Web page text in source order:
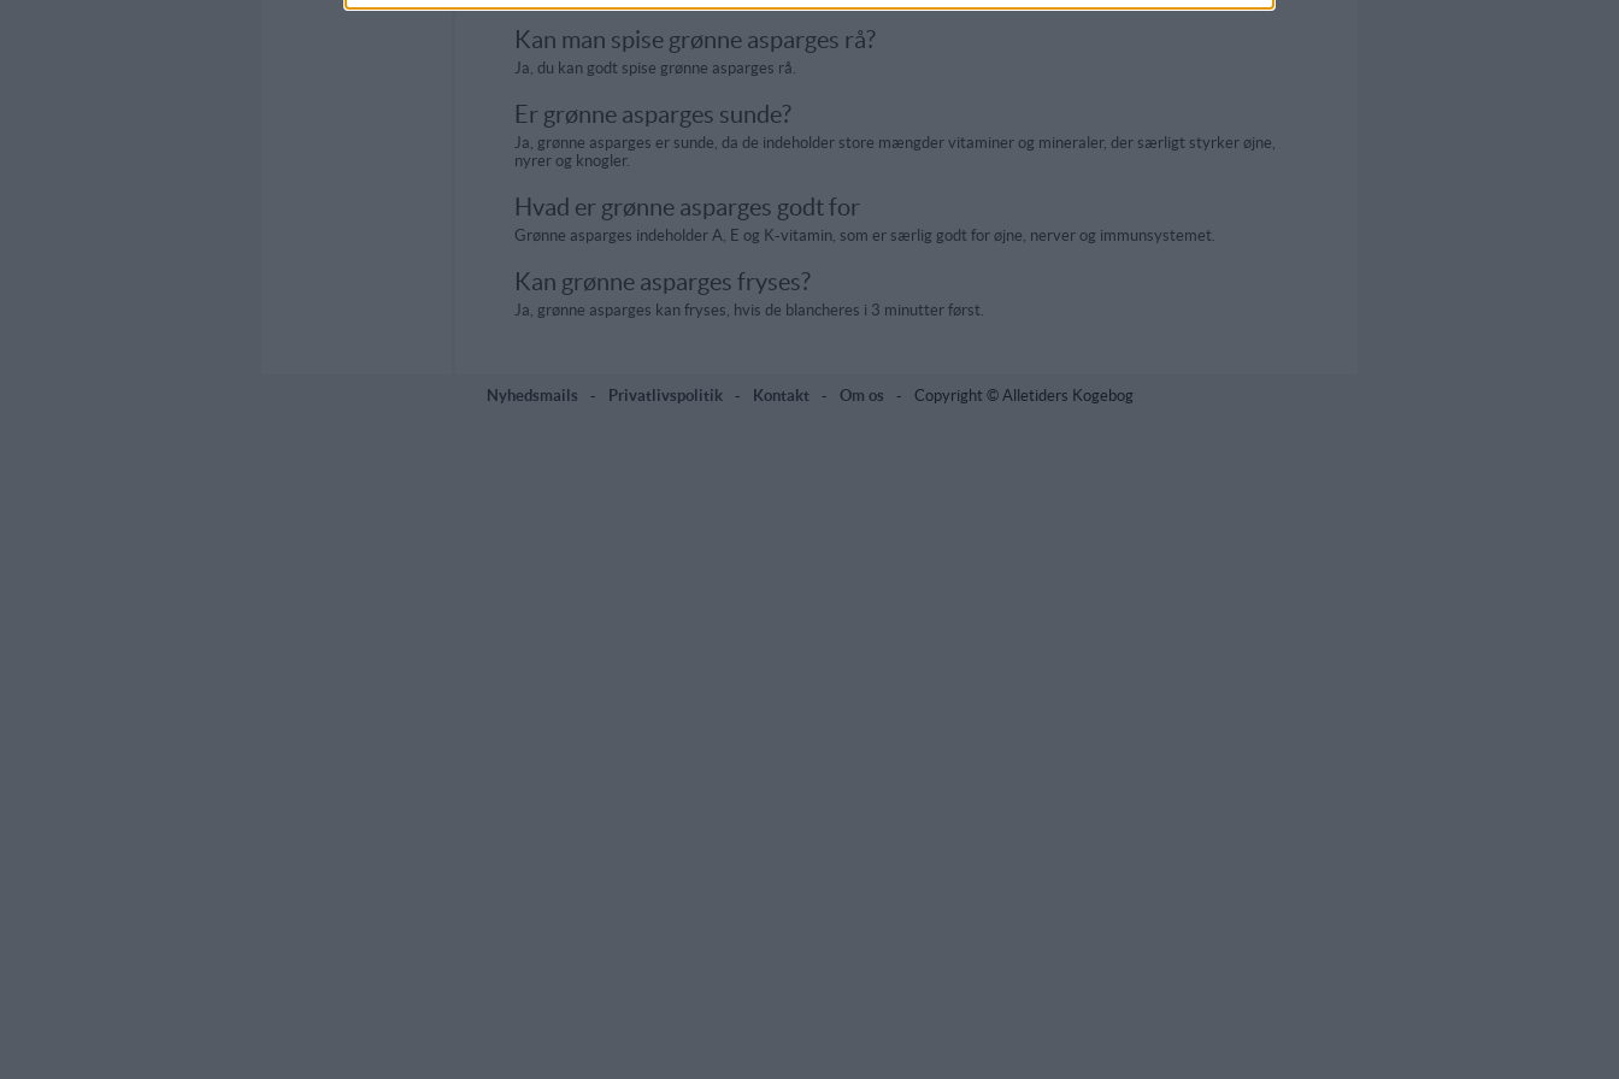
Kan man spise grønne asparges rå?
Ja, du kan godt spise grønne asparges rå.
Er grønne asparges sunde?
Ja, grønne asparges er sunde, da de indeholder store mængder vitaminer og mineraler, der særligt styrker øjne,
nyrer og knogler.
Hvad er grønne asparges godt for
Grønne asparges indeholder A, E og K-vitamin, som er særlig godt for øjne, nerver og immunsystemet.
Kan grønne asparges fryses?
Ja, grønne asparges kan fryses, hvis de blancheres i 3 minutter først.
Nyhedsmails - Privatlivspolitik - Kontakt - Om os - Copyright © Alletiders Kogebog